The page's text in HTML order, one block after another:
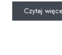
Czytaj